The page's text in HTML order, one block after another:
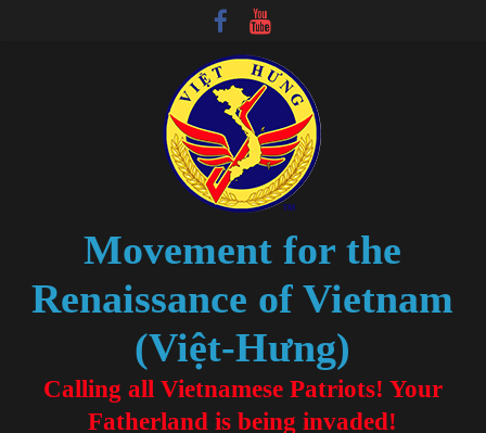
Movement for the
Renaissance of Vietnam
(Việt-Hưng)
Calling all Vietnamese Patriots! Your
Fatherland is being invaded!